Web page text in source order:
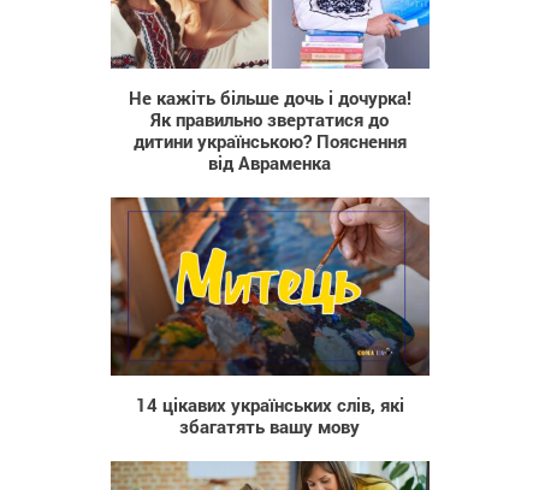
936
Не кажіть більше дочь і дочурка!
Як правильно звертатися до
дитини українською? Пояснення
від Авраменка
321
14 цікавих українських слів, які
збагатять вашу мову